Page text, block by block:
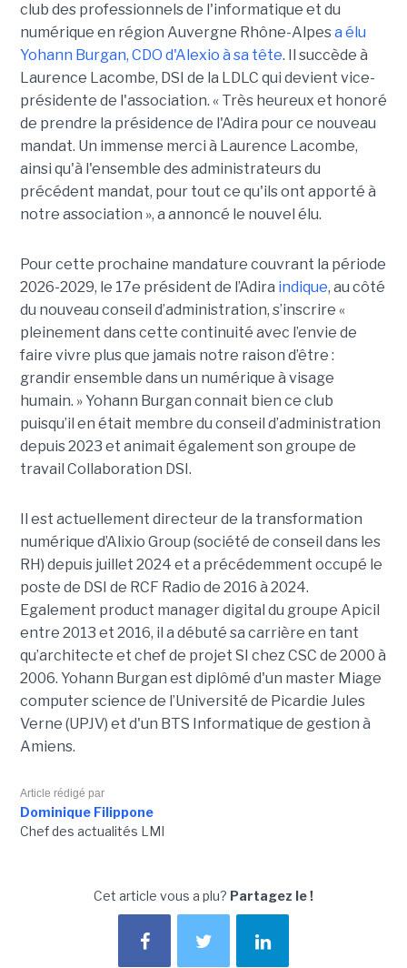
club des professionnels de l'informatique et du
numérique en région Auvergne Rhône-Alpesa élu
Yohann Burgan, CDO d'Alexio à sa tête. Il succède à
Laurence Lacombe, DSI de la LDLC qui devient vice-
présidente de l'association. « Très heureux et honoré
de prendre la présidence de l'Adira pour ce nouveau
mandat. Un immense merci à Laurence Lacombe,
ainsi qu'à l'ensemble des administrateurs du
précédent mandat, pour tout ce qu'ils ont apporté à
notre association », a annoncé le nouvel élu.
Pour cette prochaine mandature couvrant la période
2026-2029, le 17e président de l’Adira indique, au côté
du nouveau conseil d’administration, s’inscrire «
pleinement dans cette continuité avec l’envie de
faire vivre plus que jamais notre raison d’être :
grandir ensemble dans un numérique à visage
humain. »Yohann Burgan connait bien ce club
puisqu’il en était membre du conseil d’administration
depuis 2023 et animait également son groupe de
travail Collaboration DSI.
Il est actuellement directeur de la transformation
numérique d’Alixio Group (société de conseil dans les
RH) depuis juillet 2024 et a précédemment occupé le
poste de DSI de RCF Radio de 2016 à 2024.
Egalement product manager digital du groupe Apicil
entre 2013 et 2016, il a débuté sa carrière en tant
qu’architecte et chef de projet SI chez CSC de 2000 à
2006. Yohann Burgan est diplômé d'un master Miage
computer science de l’Université de Picardie Jules
Verne (UPJV) et d'un BTS Informatique de gestion à
Amiens.
Article rédigé par
Dominique Filippone
Chef des actualités LMI
Cet article vous a plu? Partagez le !